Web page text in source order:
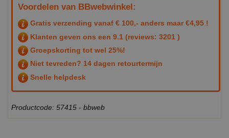
Voordelen van BBwebwinkel:
Gratis verzending vanaf € 100,- anders maar €4,95 !
Klanten geven ons een 9.1 (reviews: 3201 )
Groepskorting tot wel 25%!
Niet tevreden? 14 dagen retourtermijn
Snelle helpdesk
Productcode: 57415 - bbweb